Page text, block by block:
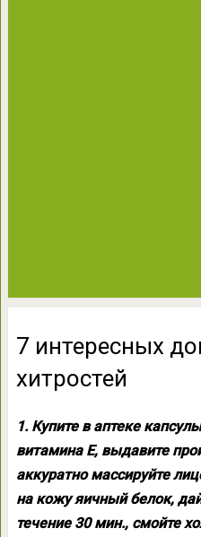
7 интересных
хитростей
1. Купите в аптеке
витамина Е, выдавите
аккуратно массируйте
на кожу яичный белок,
течение 30 мин., смойте